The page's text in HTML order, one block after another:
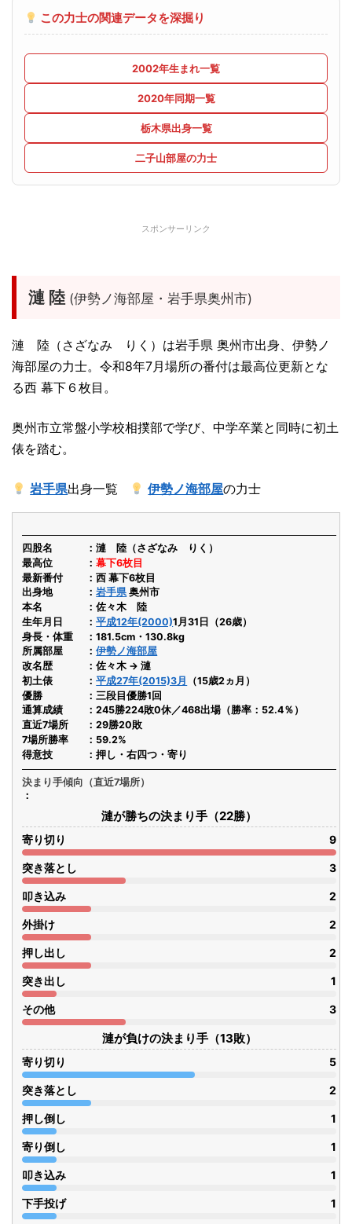
この力士の関連データを深掘り
2002年生まれ一覧
2020年同期一覧
栃木県出身一覧
二子山部屋の力士
スポンサーリンク
漣 陸 (伊勢ノ海部屋・岩手県奥州市)
漣 陸（さざなみ りく）は岩手県 奥州市出身、伊勢ノ
海部屋の力士。令和8年7月場所の番付は最高位更新とな
る西 幕下６枚目。
奥州市立常盤小学校相撲部で学び、中学卒業と同時に初土
俵を踏む。
岩手県出身一覧 伊勢ノ海部屋の力士
四股名
漣 陸（さざなみ りく）
最高位
幕下6枚目
最新番付
西 幕下6枚目
出身地
岩手県奥州市
本名
佐々木 陸
生年月日
平成12年(2000)1月31日（26歳）
身長・体重
181.5cm・130.8kg
所属部屋
伊勢ノ海部屋
改名歴
佐々木 → 漣
初土俵
平成27年(2015)3月
（15歳2ヵ月）
優勝
三段目優勝1回
通算成績
245勝224敗0休／468出場（勝率：52.4％）
直近7場所
29勝20敗
7場所勝率
59.2%
得意技
押し・右四つ・寄り
決まり手傾向（直近7場所）
漣が勝ちの決まり手（22勝）
寄り切り 9
突き落とし 3
叩き込み 2
外掛け 2
押し出し 2
突き出し 1
その他 3
漣が負けの決まり手（13敗）
寄り切り 5
突き落とし 2
押し倒し 1
寄り倒し 1
叩き込み 1
下手投げ 1